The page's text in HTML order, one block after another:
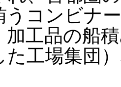
うコンビナ
加工品の船
た工場集団